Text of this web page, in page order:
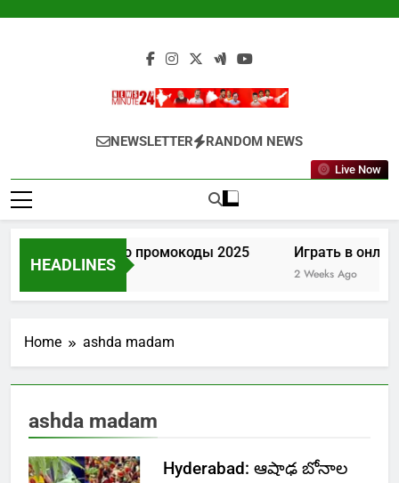
Newsminute24
Get All Updated Telugu News
NEWSLETTER RANDOM NEWS
Live Now
HEADLINES
Лев казино промокоды 2025
1 Week Ago
Играть в
2 Weeks Ago
Home ashda madam
ashda madam
Hyderabad: ఆషాఢ బోనాల